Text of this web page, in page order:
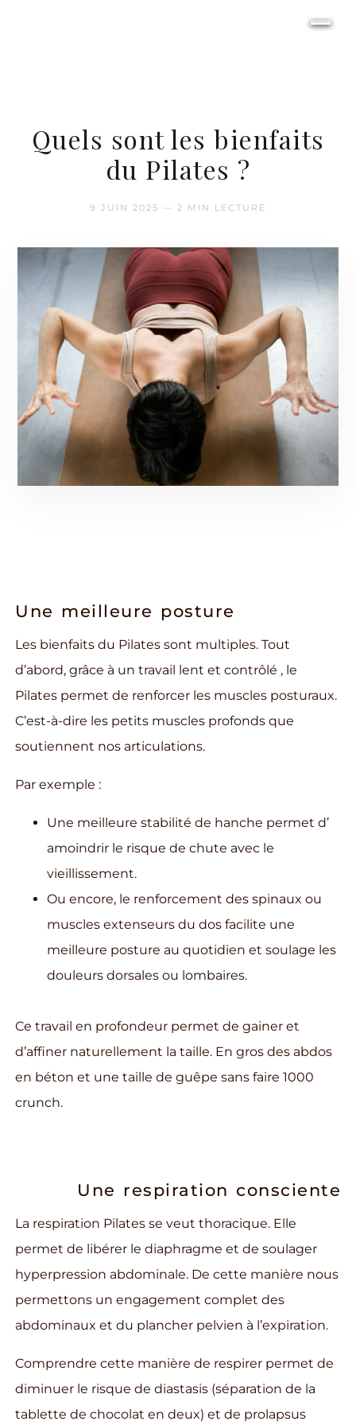
Quels sont les bienfaits
du Pilates ?
9 JUIN 2025 — 2 MIN LECTURE
Une meilleure posture
Les bienfaits du Pilates sont multiples. Tout
d’abord, grâce à un travail lent et contrôlé , le
Pilates permet de renforcer les muscles posturaux.
C’est-à-dire les petits muscles profonds que
soutiennent nos articulations.
Par exemple :
Une meilleure stabilité de hanche permet d’
amoindrir le risque de chute avec le
vieillissement.
Ou encore, le renforcement des spinaux ou
muscles extenseurs du dos facilite une
meilleure posture au quotidien et soulage les
douleurs dorsales ou lombaires.
Ce travail en profondeur permet de gainer et
d’affiner naturellement la taille. En gros des abdos
en béton et une taille de guêpe sans faire 1000
crunch.
Une respiration consciente
La respiration Pilates se veut thoracique. Elle
permet de libérer le diaphragme et de soulager
hyperpression abdominale. De cette manière nous
permettons un engagement complet des
abdominaux et du plancher pelvien à l’expiration.
Comprendre cette manière de respirer permet de
diminuer le risque de diastasis (séparation de la
tablette de chocolat en deux) et de prolapsus